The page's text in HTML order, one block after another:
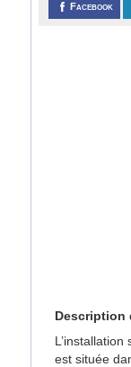
Facebook
Description
est située